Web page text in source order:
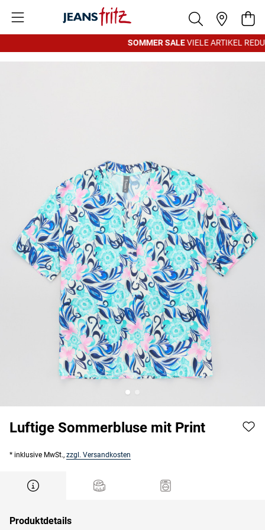
SOMMER SALEVIELE ARTIKEL
Luftige Sommerbluse mit Print
* inklusive MwSt., zzgl. Versandkosten
Produktdetails